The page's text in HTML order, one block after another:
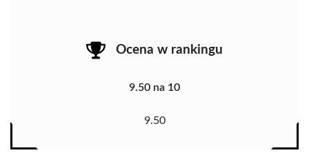
Ocena w rankingu
9.50 na 10
9.50